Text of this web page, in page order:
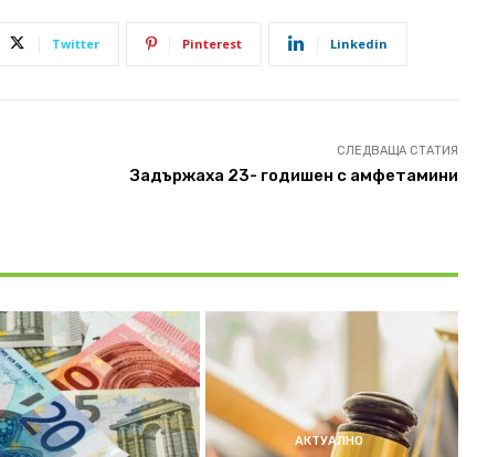
Twitter Pinterest Linkedin
СЛЕДВАЩА СТАТИЯ
Задържаха 23- годишен с амфетамини
АКТУАЛНО